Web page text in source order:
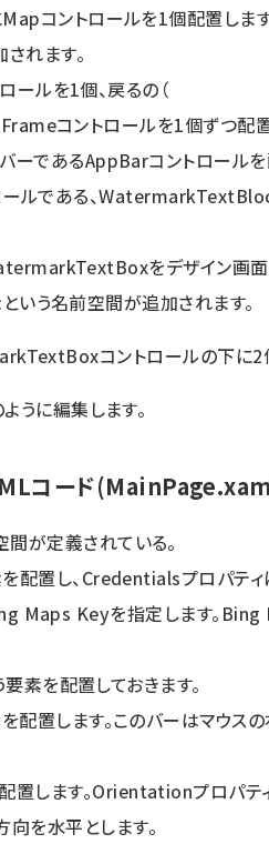
コントロールを1個配置しま
れます。
ルを1個、戻るの（
コントロールを1個ずつ配置
ーであるAppBarコントロール
ルである、
をデザイン画面
いう名前空間が追加されます。
コントロールの下に2
うに編集します。
コード
が定義されている。
配置し、Credentialsプロパテ
Maps Keyを指定します。
要素を配置しておきます。
配置します。このバーはマウスの
置します。Orientationプロパ
向を水平とします。